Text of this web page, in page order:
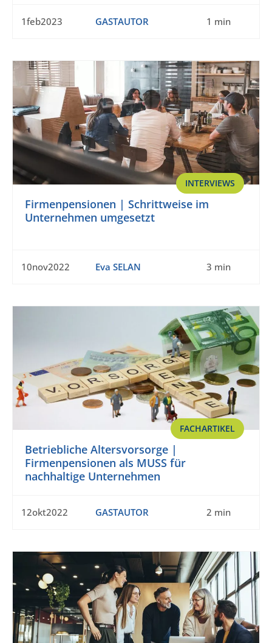
1feb2023 GASTAUTOR 1 min
INTERVIEWS
Firmenpensionen | Schrittweise im
Unternehmen umgesetzt
10nov2022 Eva SELAN 3 min
FACHARTIKEL
Betriebliche Altersvorsorge |
Firmenpensionen als MUSS für
nachhaltige Unternehmen
12okt2022 GASTAUTOR 2 min